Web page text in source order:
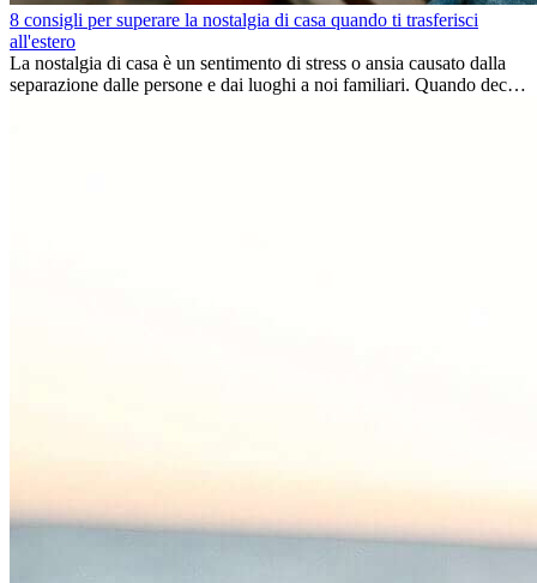
8 consigli per superare la nostalgia di casa quando ti trasferisci
all'estero
La nostalgia di casa è un sentimento di stress o ansia causato dalla
separazione dalle persone e dai luoghi a noi familiari. Quando decidi